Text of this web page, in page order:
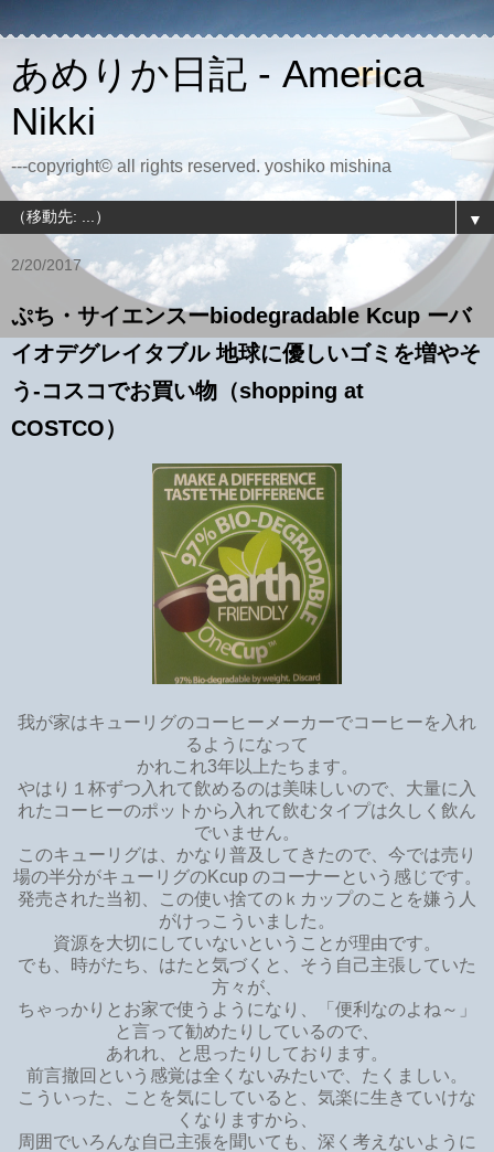
あめりか日記 - America
Nikki
---copyright© all rights reserved. yoshiko mishina
▼
2/20/2017
ぷち・サイエンスーbiodegradable Kcup ーバ
イオデグレイタブル 地球に優しいゴミを増やそ
う-コスコでお買い物（shopping at
COSTCO）
我が家はキューリグのコーヒーメーカーでコーヒーを入れ
るようになって
かれこれ3年以上たちます。
やはり１杯ずつ入れて飲めるのは美味しいので、大量に入
れたコーヒーのポットから入れて飲むタイプは久しく飲ん
でいません。
このキューリグは、かなり普及してきたので、今では売り
場の半分がキューリグのKcup のコーナーという感じです。
発売された当初、この使い捨てのｋカップのことを嫌う人
がけっこういました。
資源を大切にしていないということが理由です。
でも、時がたち、はたと気づくと、そう自己主張していた
方々が、
ちゃっかりとお家で使うようになり、「便利なのよね～」
と言って勧めたりしているので、
あれれ、と思ったりしております。
前言撤回という感覚は全くないみたいで、たくましい。
こういった、ことを気にしていると、気楽に生きていけな
くなりますから、
周囲でいろんな自己主張を聞いても、深く考えないように